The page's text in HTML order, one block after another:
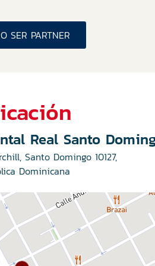
SER PARTNER
Real Santo
Santo Domingo 10127,
Dominicana